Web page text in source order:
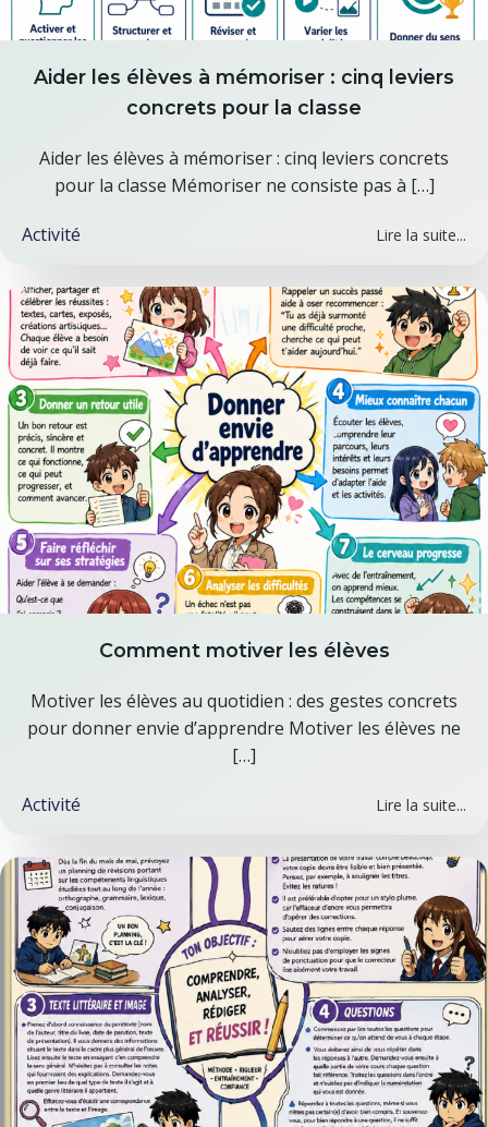
Aider les élèves à mémoriser : cinq leviers
concrets pour la classe
Aider les élèves à mémoriser : cinq leviers concrets
pour la classe Mémoriser ne consiste pas à […]
Activité Lire la suite...
Comment motiver les élèves
Motiver les élèves au quotidien : des gestes concrets
pour donner envie d’apprendre Motiver les élèves ne
[…]
Activité Lire la suite...